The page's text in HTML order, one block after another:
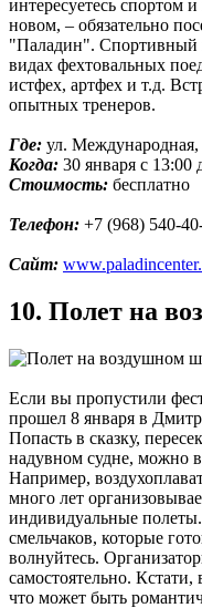
интересуетесь спортом
новом, – обязательно
"Паладин". Спортивный
видах фехтовальных
истфех, артфех и т.д.
опытных тренеров.
Где: ул. Международная,
Когда: 30 января с 13:00
Стоимость: бесплатно
Телефон: +7 (968) 540-
Сайт:
10. Полет на
Если вы пропустили
прошел 8 января в
Попасть в сказку,
надувном судне, можно
Например,
много лет
индивидуальные
смельчаков, которые
волнуйтесь.
самостоятельно.
что может быть